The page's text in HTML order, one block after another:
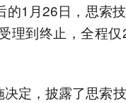
1月26日，思索
理到终止，全程
定，披露了思索